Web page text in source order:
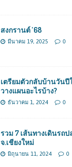
สงกรานต์ ’68
มีนาคม 19, 2025 0
เตรียมตัวกลับบ้านวันปี
วางแผนอะไรบ้าง?
ธันวาคม 1, 2024 0
รวม 7 เส้นทางเดินรถป
จ.เชียงใหม่
มิถุนายน 11, 2024 0